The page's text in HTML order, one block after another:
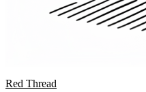
Red Thread